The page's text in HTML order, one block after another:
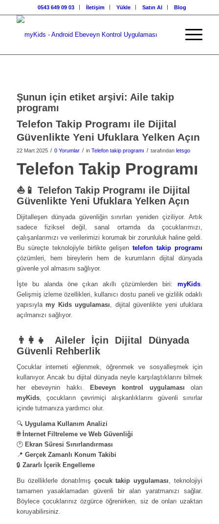
0543 649 09 03 İletişim Yükle Satın Al Blog
Şunun için etiket arşivi: Aile takip
programı
Telefon Takip Programı ile Dijital
Güvenlikte Yeni Ufuklara Yelken Açın
22 Mart 2025 / 0 Yorumlar / in Telefon takip programı / tarafından letsgo
Telefon Takip Programı
⛵📱 Telefon Takip Programı ile Dijital
Güvenlikte Yeni Ufuklara Yelken Açın
Dijitalleşen dünyada güvenliğin sınırları yeniden çiziliyor. Artık
sadece fiziksel değil, sanal ortamda da çocuklarımızı,
çalışanlarımızı ve verilerimizi korumak bir zorunluluk haline geldi.
Bu süreçte teknolojiyle birlikte gelişentelefon takip programı
çözümleri, hem bireylerin hem de kurumların dijital dünyada
güvenle yol almasını sağlıyor.
İşte bu alanda öne çıkan akıllı çözümlerden biri:myKids.
Gelişmiş izleme özellikleri, kullanıcı dostu paneli ve gizlilik odaklı
yapısıyla my Kids uygulaması, dijital güvenlikte yeni ufuklara
açılmanızı sağlıyor.
👨‍👩‍👧 Aileler İçin Dijital Dünyada
Güvenli Rehberlik
Çocuklar interneti eğlenmek, öğrenmek ve sosyalleşmek için
kullanıyor. Ancak bu dijital dünyada neyle karşılaştıklarını bilmek
her ebeveynin hakkı.
Ebeveyn kontrol uygulaması olan
myKids, çocukların çevrimiçi alışkanlıklarını güvenli sınırlar
içinde tutmanıza yardımcı olur.
🔍 Uygulama Kullanım Analizi
🌐 İnternet Filtreleme ve Web Güvenliği
🕐 Ekran Süresi Sınırlandırması
📍 Gerçek Zamanlı Konum Takibi
🔒 Zararlı İçerik Engelleme
Bu özelliklerle donatılmış çocuk takip uygulaması, teknolojiyi
tamamen yasaklamadan güvenli bir alan yaratmanızı sağlar.
Böylece çocuklarınız özgürce öğrenirken, siz de onları uzaktan
koruyabilirsiniz.